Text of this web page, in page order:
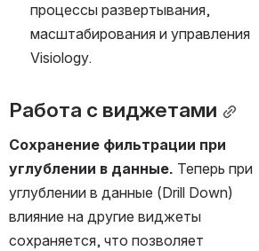
процессы развертывания,
масштабирования и управления
Visiology.
Работа с виджетами
Сохранение фильтрации при
углублении в данные. Теперь при
углублении в данные (Drill Down)
влияние на другие виджеты
сохраняется, что позволяет